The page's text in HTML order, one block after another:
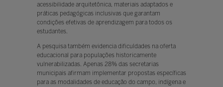
acessibilidade arquitetônica, materiais adaptados e
práticas pedagógicas inclusivas que garantam
condições efetivas de aprendizagem para todos os
estudantes.
A pesquisa também evidencia dificuldades na oferta
educacional para populações historicamente
vulnerabilizadas. Apenas 28% das secretarias
municipais afirmam implementar propostas específicas
para as modalidades de educação do campo, indígena e